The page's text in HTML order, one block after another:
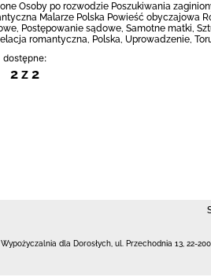
Osoby po rozwodzie Poszukiwania
Malarze Polska Powieść obyczajowa
Postępowanie sądowe, Samotne matki,
romantyczna, Polska, Uprowadzenie,
dostępne:
2 z 2
Wypożyczalnia dla Dorosłych, ul. Przechodnia 13 22-